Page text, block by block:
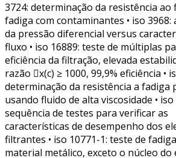
3724: determinação da resistência ao
fadiga com contaminantes • iso 3968:
da pressão diferencial versus
fluxo • iso 16889: teste de múltiplas
eficiência da filtração, elevada
razão x(c) ≥ 1000, 99,9% eficiência •
determinação da resistência a fadiga
usando fluido de alta viscosidade • iso
sequência de testes para verificar as
características de desempenho dos
filtrantes • iso 10771-1: teste de
material metálico, exceto o núcleo do